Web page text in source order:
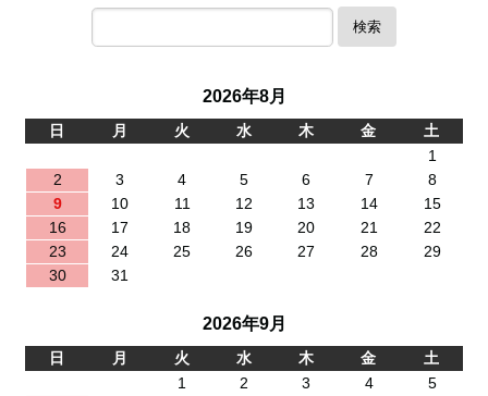
検索
2026年8月
日 月 火 水 木 金
土
1
2
3 4 5 6 7
8
9
10 11 12 13 14
15
16
17 18 19 20 21
22
23
24 25 26 27 28
29
30
31
2026年9月
日 月 火 水 木 金
土
1
2 3 4
5